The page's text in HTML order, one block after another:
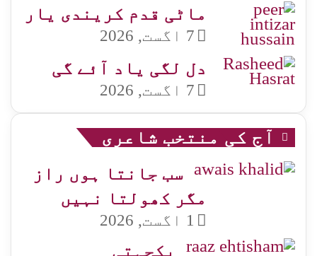
ماٹی قدم کریندی یار
7 اگست, 2026
دل لگی یاد آئے گی
7 اگست, 2026
آج کی منتخب شاعری
سب جانتا ہوں راز
مگر کھولتا نہیں
1 اگست, 2026
یکجہتی